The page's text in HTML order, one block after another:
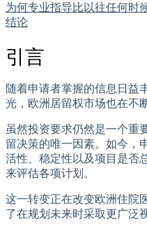
为何专业指导比以往任何时
结论
引言
随着申请者掌握的信息日益
光，欧洲居留权市场也在不
虽然投资要求仍然是一个重
留决策的唯一因素。如今，
活性、稳定性以及项目是否
来评估各项计划。
这一转变正在改变欧洲住院
了在规划未来时采取更广泛